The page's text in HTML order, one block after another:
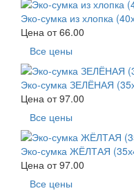
Эко-сумка из хлопка
Цена от66.00
Все цены
Эко-сумка ЗЕЛЁНАЯ
Цена от97.00
Все цены
Эко-сумка ЖЁЛТАЯ
Цена от97.00
Все цены